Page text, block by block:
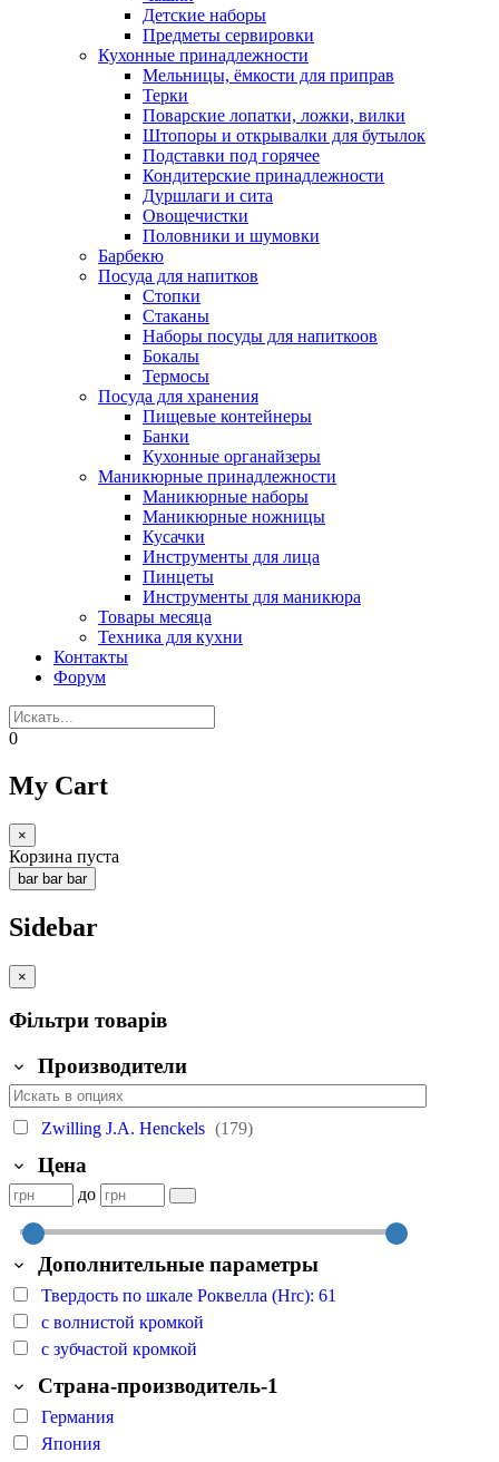
Детские наборы
Предметы сервировки
Кухонные принадлежности
Мельницы, ёмкости для приправ
Терки
Поварские лопатки, ложки, вилки
Штопоры и открывалки для бутылок
Подставки под горячее
Кондитерские принадлежности
Дуршлаги и сита
Овощечистки
Половники и шумовки
Барбекю
Посуда для напитков
Стопки
Стаканы
Наборы посуды для напиткоов
Бокалы
Термосы
Посуда для хранения
Пищевые контейнеры
Банки
Кухонные органайзеры
Маникюрные принадлежности
Маникюрные наборы
Маникюрные ножницы
Кусачки
Инструменты для лица
Пинцеты
Инструменты для маникюра
Товары месяца
Техника для кухни
Контакты
Форум
0
My Cart
×
Корзина пуста
bar bar bar
Sidebar
×
Фільтри товарів
Производители
Zwilling J.A. Henckels (179)
Цена
до
Дополнительные параметры
Твердость по шкале Роквелла (Hrc): 61
с волнистой кромкой
с зубчастой кромкой
Страна-производитель-1
Германия
Япония